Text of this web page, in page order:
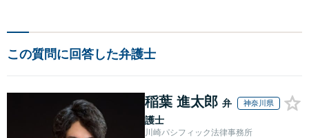
この質問に回答した弁護士
稲葉 進太郎 弁
護士
神奈川県
川崎パシフィック法律事務所